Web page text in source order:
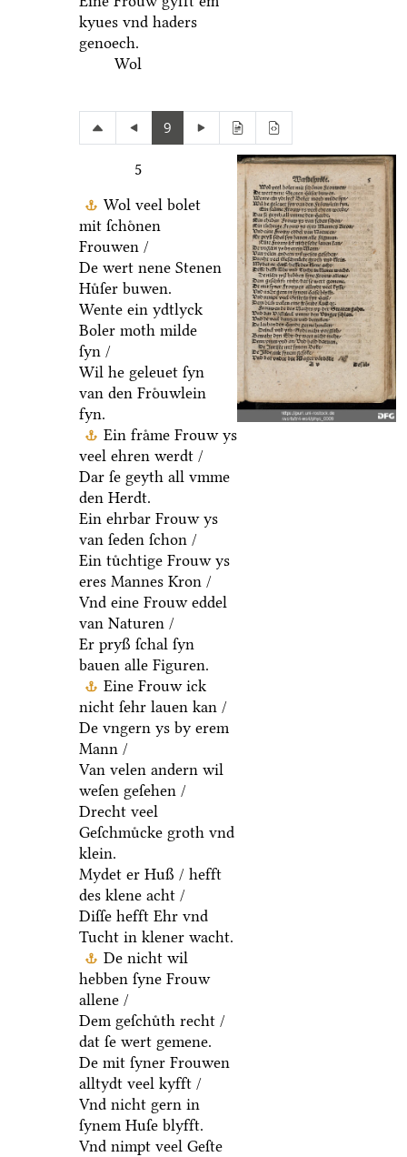
kyues vnd haders
genoech.
Wol
9
5
Wol veel bolet
mit ſchoͤnen
Frouwen /
De wert nene Stenen
Huͤſer buwen.
Wente ein ydtlyck
Boler moth milde
ſyn /
Wil he geleuet ſyn
van den Froͤuwlein
fyn.
Ein fraͤme Frouw ys
veel ehren werdt /
Dar ſe geyth all vmme
den Herdt.
Ein ehrbar Frouw ys
van ſeden ſchon /
Ein tuͤchtige Frouw ys
eres Mannes Kron /
Vnd eine Frouw eddel
van Naturen /
Er pryß ſchal ſyn
bauen alle Figuren.
Eine Frouw ick
nicht ſehr lauen kan /
De vngern ys by erem
Mann /
Van velen andern wil
weſen geſehen /
Drecht veel
Geſchmuͤcke groth vnd
klein.
Mydet er Huß / hefft
des klene acht /
Diſſe hefft Ehr vnd
Tucht in klener wacht.
De nicht wil
hebben ſyne Frouw
allene /
Dem geſchuͤth recht /
dat ſe wert gemene.
De mit ſyner Frouwen
alltydt veel kyfft /
Vnd nicht gern in
ſynem Huſe blyfft.
Vnd nimpt veel Geſte